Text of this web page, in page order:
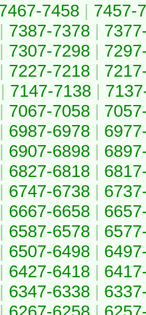
7458 | 7457-
| 7387-7378 |
| 7307-7298 |
| 7227-7218 |
| 7147-7138 |
| 7067-7058 |
| 6987-6978 |
| 6907-6898 |
| 6827-6818 |
| 6747-6738 |
| 6667-6658 |
| 6587-6578 |
| 6507-6498 |
| 6427-6418 |
| 6347-6338 |